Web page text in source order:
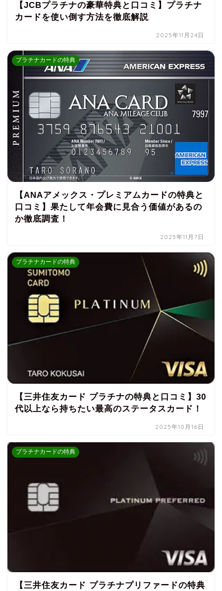
【JCBプラチナの豪華特典と口コミ】プラチナ
カードを使い倒す方法を徹底解説
2025年11月24日
プラチナカードの特典
【ANAアメックス・プレミアムカードの特典と
口コミ】果たして年会費に見合う価値があるの
か徹底調査！
2025年11月7日
プラチナカードの特典
【三井住友カード プラチナの特典と口コミ】30
代以上なら持ちたい最高のステータスカード！
2025年10月16日
プラチナカードの特典
【三井住友カード プラチナプリファードの特典